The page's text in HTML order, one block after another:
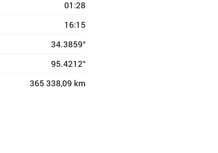
01:28
16:15
34.3859°
95.4212°
365 338,09 km